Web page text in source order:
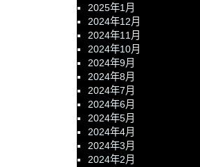
2025年1月
2024年12月
2024年11月
2024年10月
2024年9月
2024年8月
2024年7月
2024年6月
2024年5月
2024年4月
2024年3月
2024年2月